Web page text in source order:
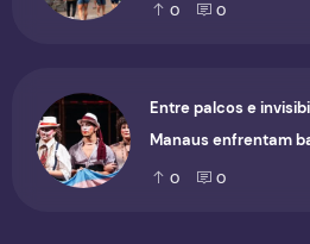
0 0
Entre palcos e
Manaus enfrentam
cenário cultural
0 0